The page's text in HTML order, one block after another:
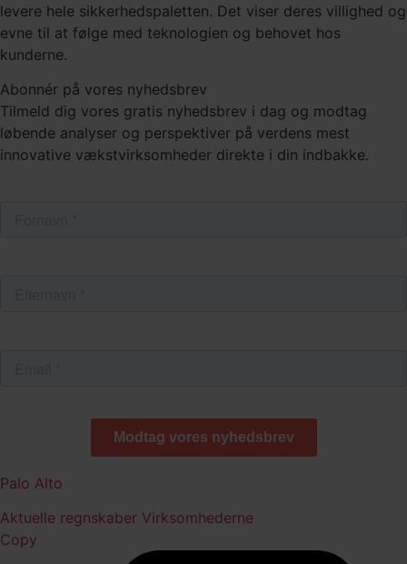
levere hele sikkerhedspaletten. Det viser deres villighed og
evne til at følge med teknologien og behovet hos
kunderne.
Abonnér på vores nyhedsbrev
Tilmeld dig vores gratis nyhedsbrev i dag og modtag
løbende analyser og perspektiver på verdens mest
innovative vækstvirksomheder direkte i din indbakke.
Palo Alto
Aktuelle regnskaber Virksomhederne
Copy